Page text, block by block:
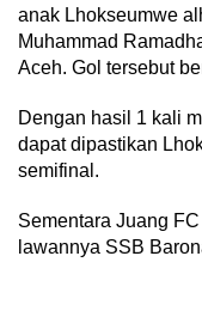
anak Lhokseumwe
Muhammad
Aceh. Gol tersebut
Dengan hasil 1 kali
dapat dipastikan
semifinal.
Sementara Juang
lawannya SSB